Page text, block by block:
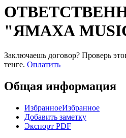
"ЯМАХА
Заключаешь договор? Проверь
тенге. Оплатить
Общая информация
ИзбранноеИзбранное
Добавить заметку
Экспорт PDF